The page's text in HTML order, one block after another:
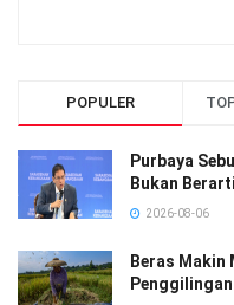
POPULER
Purbaya
Bukan
2026-08-06
Beras Makin